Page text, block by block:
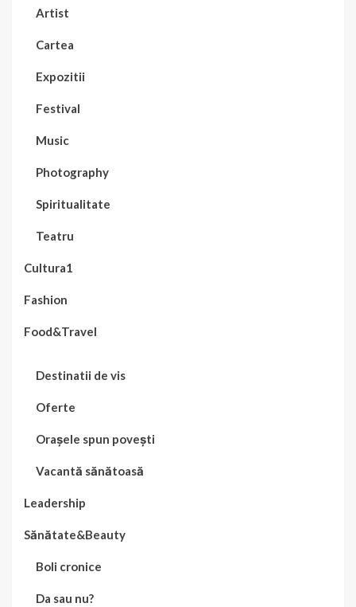
Artist
Cartea
Expozitii
Festival
Music
Photography
Spiritualitate
Teatru
Cultura1
Fashion
Food&Travel
Destinatii de vis
Oferte
Orașele spun povești
Vacantă sănătoasă
Leadership
Sănătate&Beauty
Boli cronice
Da sau nu?